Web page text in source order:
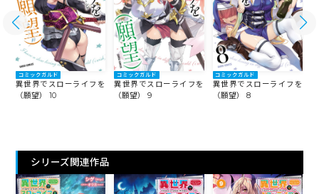
コミックガルド
異世界でスローライフを
（願望） 10
コミックガルド
異世界でスローライフを
（願望） 9
コミックガルド
異世界でスローライフを
（願望） 8
シリーズ関連作品